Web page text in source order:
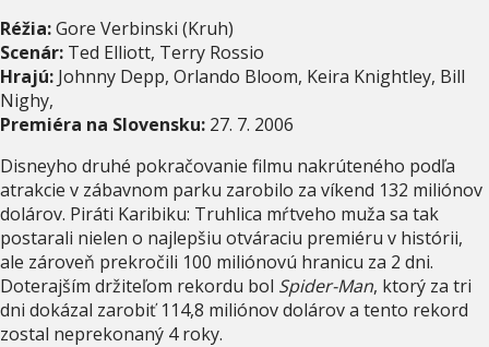
Réžia:Gore Verbinski (Kruh)
Scenár: Ted Elliott, Terry Rossio
Hrajú: Johnny Depp, Orlando Bloom, Keira Knightley, Bill
Nighy,
Premiéra na Slovensku: 27. 7. 2006
Disneyho druhé pokračovanie filmu nakrúteného podľa
atrakcie v zábavnom parku zarobilo za víkend 132 miliónov
dolárov. Piráti Karibiku: Truhlica mŕtveho muža sa tak
postarali nielen o najlepšiu otváraciu premiéru v histórii,
ale zároveň prekročili 100 miliónovú hranicu za 2 dni.
Doterajším držiteľom rekordu bol Spider-Man, ktorý za tri
dni dokázal zarobiť 114,8 miliónov dolárov a tento rekord
zostal neprekonaný 4 roky.